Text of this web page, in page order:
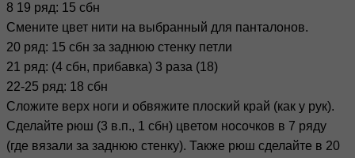
8 19 ряд: 15 сбн
Смените цвет нити на выбранный для панталонов.
20 ряд: 15 сбн за заднюю стенку петли
21 ряд: (4 сбн, прибавка) 3 раза (18)
22-25 ряд: 18 сбн
Сложите верх ноги и обвяжите плоский край (как у рук).
Сделайте рюш (3 в.п., 1 сбн) цветом носочков в 7 ряду
(где вязали за заднюю стенку). Также рюш сделайте в 20